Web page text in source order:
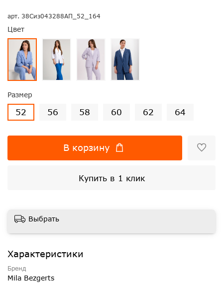
арт. 38Сиз043288АП_52_164
Цвет
Размер
52 56 58 60 62 64
В корзину
Купить в 1 клик
Выбрать
Характеристики
Бренд
Mila Bezgerts